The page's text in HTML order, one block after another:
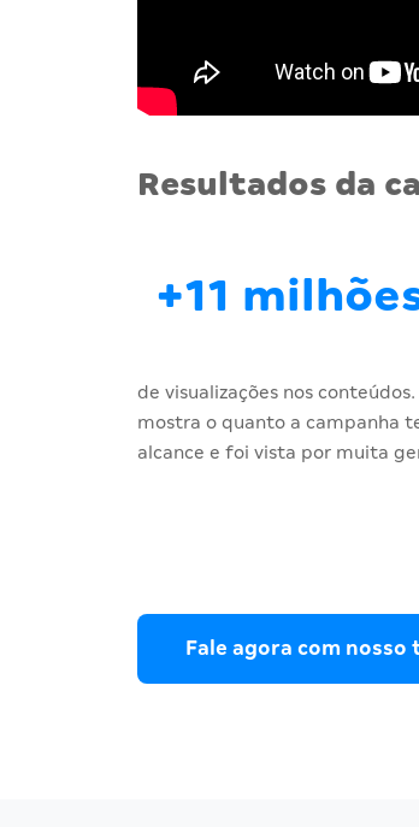
Resultados da
+11
de visualizações nos conteúdos.
mostra o quanto a campanha
alcance e foi vista por muita
Fale agora com nosso